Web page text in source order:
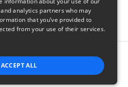
this product
analytics partners who may
that you’ve provided to
from your use of their services.
ACCEPT ALL